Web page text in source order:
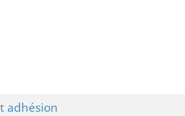
adhésion